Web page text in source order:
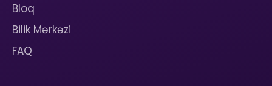
Bloq
Bilik Mərkəzi
FAQ